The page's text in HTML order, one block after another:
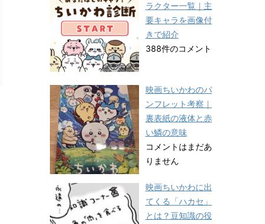
ラクター一覧｜主
要キャラを画像付
きで紹介
388件のコメント
映画ちいかわのパ
ンフレット考察｜
裏表紙の液体と赤
い鱗の意味
コメントはまだあ
りません
映画ちいかわに出
てくる「ハカセ」
とは？豆知識の役